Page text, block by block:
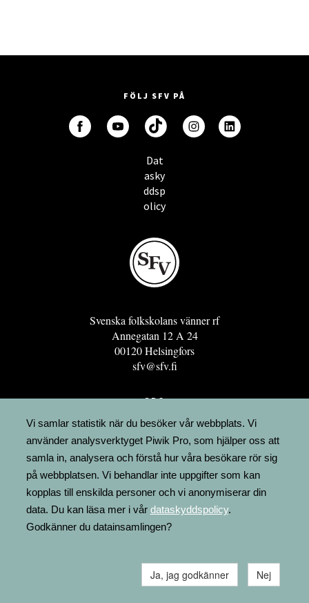
FÖLJ SFV PÅ
Dat
asky
ddsp
olicy
Svenska folkskolans vänner rf
Annegatan 12 A 24
00120 Helsingfors
sfv@sfv.fi
GRO
FÖRENINGSRESURSEN
MINNESRUNOR.FI
UPPSLAGSVERKET FINLAND
LÄGENHETER
FAKTURERING
Vi samlar statistik när du besöker vår webbplats. Vi
använder analysverktyget Piwik Pro, som hjälper oss att
samla in, analysera och förstå hur våra besökare rör sig
på webbplatsen. Vi behandlar inte uppgifter som kan
kopplas till enskilda personer och vi anonymiserar din
data. Du kan läsa mer i vår dataskyddspolicy.
Godkänner du datainsamlingen?
Ja, jag godkänner Nej